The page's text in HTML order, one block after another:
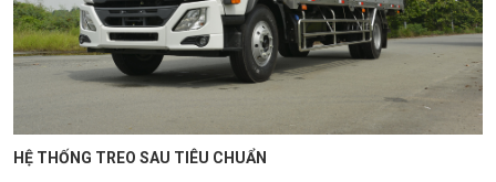
HỆ THỐNG TREO SAU TIÊU CHUẨN